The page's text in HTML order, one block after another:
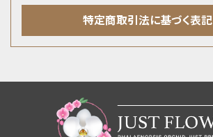
特定商取引法に基づく表記